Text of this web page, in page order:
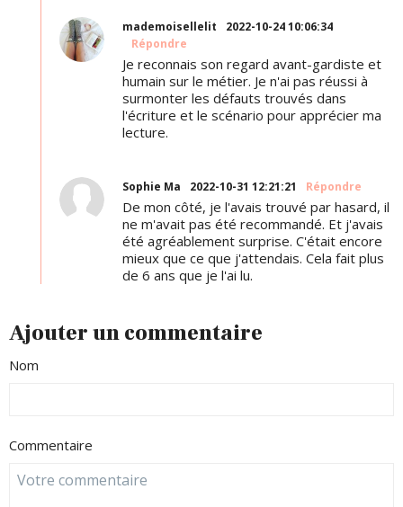
mademoisellelit
2022-10-24 10:06:34
Répondre
Je reconnais son regard avant-gardiste et
humain sur le métier. Je n'ai pas réussi à
surmonter les défauts trouvés dans
l'écriture et le scénario pour apprécier ma
lecture.
Sophie Ma 2022-10-31 12:21:21 Répondre
De mon côté, je l'avais trouvé par hasard, il
ne m'avait pas été recommandé. Et j'avais
été agréablement surprise. C'était encore
mieux que ce que j'attendais. Cela fait plus
de 6 ans que je l'ai lu.
Ajouter un commentaire
Nom
Commentaire